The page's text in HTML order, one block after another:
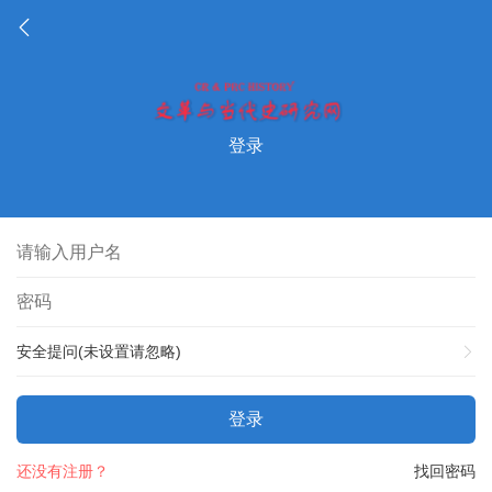
登录
安全提问(未设置请忽略)
登录
找回密码
还没有注册？